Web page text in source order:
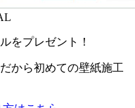
をプレゼント！
から初めての壁紙施工